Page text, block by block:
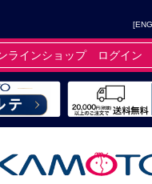
ラインショップ ログイン